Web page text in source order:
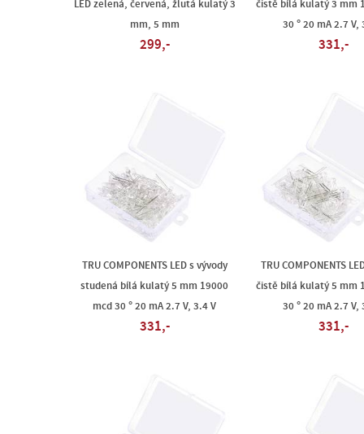
LED zelená, červená, žlutá kulatý 3
mm, 5 mm
299,-
čistě bílá kulatý 3 mm
30 ° 20 mA 2.7 V,
331,-
TRU COMPONENTS LED s vývody
studená bílá kulatý 5 mm 19000
mcd 30 ° 20 mA 2.7 V, 3.4 V
331,-
TRU COMPONENTS
čistě bílá kulatý 5 mm
30 ° 20 mA 2.7 V,
331,-